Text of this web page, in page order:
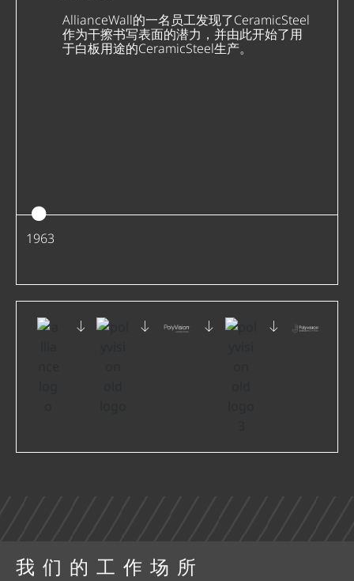
AllianceWall的一名员工发现了CeramicSteel
作为干擦书写表面的潜力，并由此开始了用
于白板用途的CeramicSteel生产。
1963
我们的工作场所